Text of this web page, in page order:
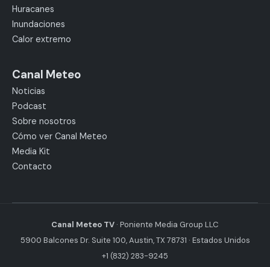
Huracanes
Inundaciones
Calor extremo
Canal Meteo
Noticias
Podcast
Sobre nosotros
Cómo ver Canal Meteo
Media Kit
Contacto
Canal Meteo TV · Poniente Media Group LLC
5900 Balcones Dr. Suite 100, Austin, TX 78731 · Estados Unidos
+1 (832) 283-9245